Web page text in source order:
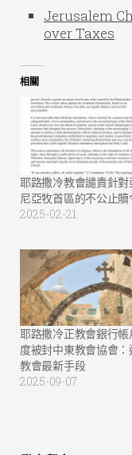
Jerusalem
over Taxes
相關
耶路撒冷教會譴責針對
尼亞牧首區的不公止贖
2025-02-21
耶路撒冷正教會銀行帳
度被封中東教會協會：
教會最新手段
2025-09-07